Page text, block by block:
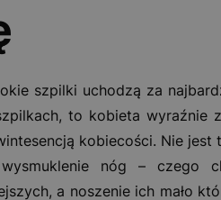
szpilki uchodzą za
to kobieta wyraźnie
kobiecości. Nie
nóg – czego
a noszenie ich mało